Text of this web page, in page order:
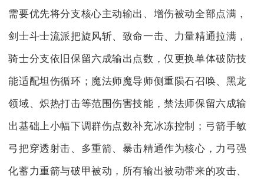
需要优先将分支核心主动输出、增伤被动全部点满，
剑士斗士流派把旋风斩、致命一击、力量精通拉满，
骑士分支依旧保留六成输出点数，仅更换单体破防技
能适配坦伤循环；魔法师魔导师侧重陨石召唤、黑龙
领域、炽热打击等范围伤害技能，禁法师保留六成输
出基础上小幅下调群伤点数补充冰冻控制；弓箭手敏
弓把穿透射击、多重箭、暴击精通作为核心，力弓强
化蓄力重箭与破甲被动，所有输出被动带来的攻击、